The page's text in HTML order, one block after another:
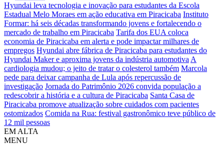
Hyundai leva tecnologia e inovação para estudantes da Escola
Estadual Melo Moraes em ação educativa em Piracicaba Instituto
Formar: há seis décadas transformando jovens e fortalecendo o
mercado de trabalho em Piracicaba Tarifa dos EUA coloca
economia de Piracicaba em alerta e pode impactar milhares de
empregos Hyundai abre fábrica de Piracicaba para estudantes do
Hyundai Maker e aproxima jovens da indústria automotiva A
cardiologia mudou; o jeito de tratar o colesterol também Marcola
pede para deixar campanha de Lula após repercussão de
investigação Jornada do Patrimônio 2026 convida população a
redescobrir a história e a cultura de Piracicaba Santa Casa de
Piracicaba promove atualização sobre cuidados com pacientes
ostomizados Comida na Rua: festival gastronômico teve público de
12 mil pessoas
EM ALTA
MENU